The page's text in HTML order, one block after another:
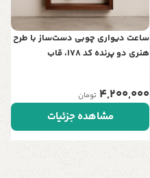
ساعت دیواری چوبی دست‌ساز با طرح
هنری دو پرنده کد 178، قاب
4,200,000 تومان
مشاهده جزئیات